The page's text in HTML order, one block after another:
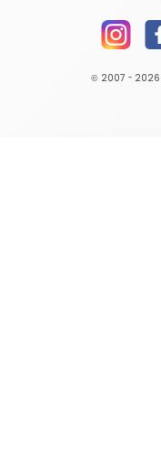
© 2007 - 2026